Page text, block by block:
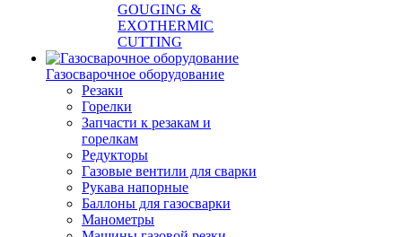
GOUGING &
EXOTHERMIC
CUTTING
Газосварочное оборудование
Резаки
Горелки
Запчасти к резакам и
горелкам
Редукторы
Газовые вентили для сварки
Рукава напорные
Баллоны для газосварки
Манометры